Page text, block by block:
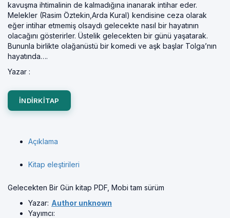
kavuşma ihtimalinin de kalmadığına inanarak intihar eder.
Melekler (Rasim Öztekin,Arda Kural) kendisine ceza olarak
eğer intihar etmemiş olsaydı gelecekte nasıl bir hayatının
olacağını gösterirler. Üstelik gelecekten bir günü yaşatarak.
Bununla birlikte olağanüstü bir komedi ve aşk başlar Tolga’nın
hayatında….
Yazar :
INDIRKITAP
Açıklama
Kitap eleştirileri
Gelecekten Bir Gün kitap PDF, Mobi tam sürüm
Yazar: Author unknown
Yayımcı: